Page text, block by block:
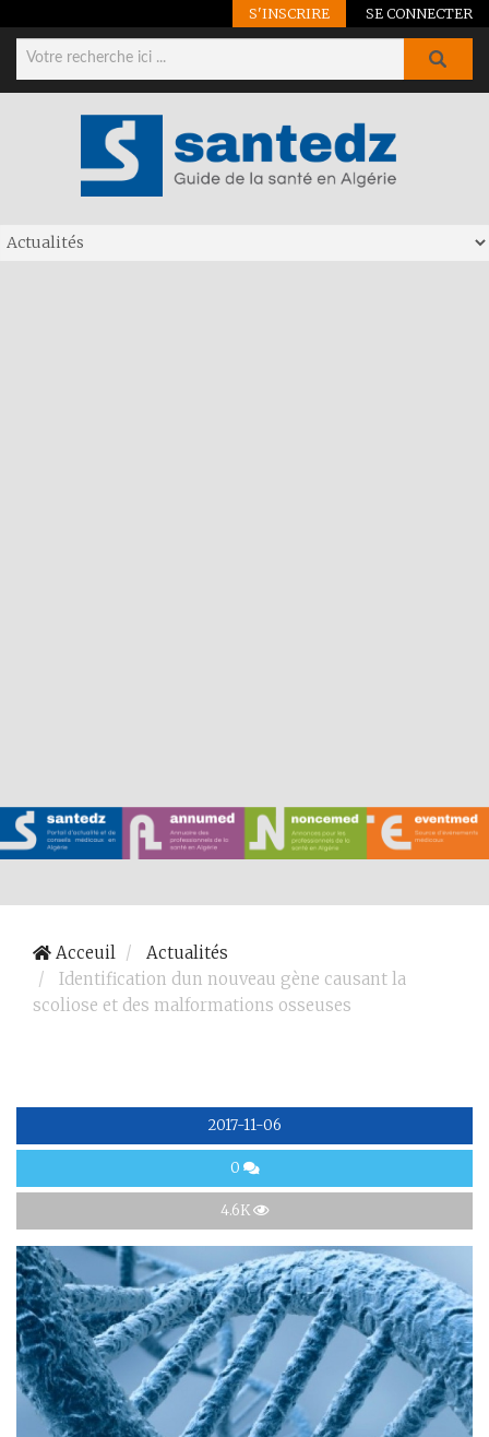
S'INSCRIRE SE CONNECTER
Acceuil
Actualités
Identification dun nouveau gène causant la
scoliose et des malformations osseuses
2017-11-06
0
4.6K